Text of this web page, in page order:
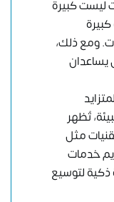
ليست كبيرة
ومع ذلك،
يساعدان
تُظهر
مثل
خدمات
لتوسيع